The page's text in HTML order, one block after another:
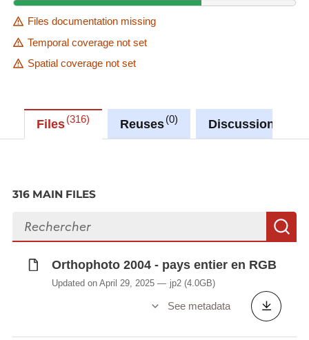
Files documentation missing
Temporal coverage not set
Spatial coverage not set
Files 316 Reuses 0 Discussions
316 MAIN FILES
Search files
Orthophoto 2004 - pays entier en RGB
Updated on April 29, 2025 jp2 (4.0GB)
See metadata